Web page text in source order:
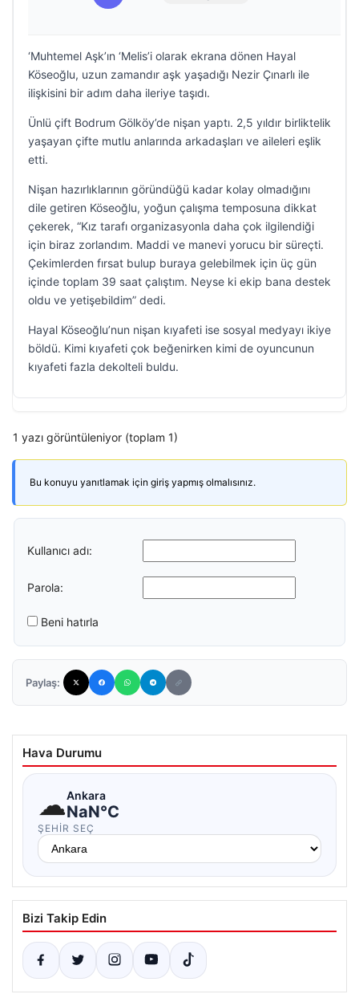
‘Muhtemel Aşk’ın ‘Melis’i olarak ekrana dönen Hayal
Köseoğlu, uzun zamandır aşk yaşadığı Nezir Çınarlı ile
ilişkisini bir adım daha ileriye taşıdı.
Ünlü çift Bodrum Gölköy’de nişan yaptı. 2,5 yıldır birliktelik
yaşayan çifte mutlu anlarında arkadaşları ve aileleri eşlik
etti.
Nişan hazırlıklarının göründüğü kadar kolay olmadığını
dile getiren Köseoğlu, yoğun çalışma temposuna dikkat
çekerek, “Kız tarafı organizasyonla daha çok ilgilendiği
için biraz zorlandım. Maddi ve manevi yorucu bir süreçti.
Çekimlerden fırsat bulup buraya gelebilmek için üç gün
içinde toplam 39 saat çalıştım. Neyse ki ekip bana destek
oldu ve yetişebildim” dedi.
Hayal Köseoğlu’nun nişan kıyafeti ise sosyal medyayı ikiye
böldü. Kimi kıyafeti çok beğenirken kimi de oyuncunun
kıyafeti fazla dekolteli buldu.
1 yazı görüntüleniyor (toplam 1)
Bu konuyu yanıtlamak için giriş yapmış olmalısınız.
Kullanıcı adı:
Parola:
Beni hatırla
Paylaş:
Hava Durumu
☁Ankara
NaN°C
ŞEHIR SEÇ
Bizi Takip Edin